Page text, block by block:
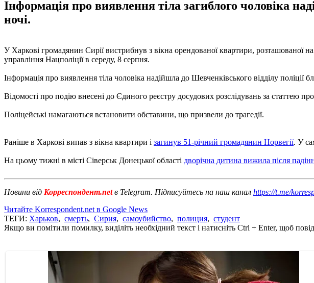
Інформація про виявлення тіла загиблого чоловіка
ночі.
У Харкові громадянин Сирії вистрибнув з вікна орендованої квартири,
управління Нацполіції в середу, 8 серпня.
Інформація про виявлення тіла чоловіка надійшла до Шевченківського відділу
Відомості про подію внесені до Єдиного реєстру досудових розслідувань за статтею
Поліцейські намагаються встановити обставини, що призвели до трагедії.
Раніше в Харкові випав з вікна квартири і загинув 51-річний громадянин Норвегії. У
На цьому тижні в місті Сіверськ Донецької області дворічна дитина вижила після
Новини від Корреспондент.netв Telegram. Підписуйтесь на наш канал https://t.me/
Читайте Korrespondent.net в Google News
ТЕГИ: Харьков, смерть, Сирия, самоубийство, полиция, студент
Якщо ви помітили помилку, виділіть необхідний текст і натисніть Ctrl + Enter, щоб